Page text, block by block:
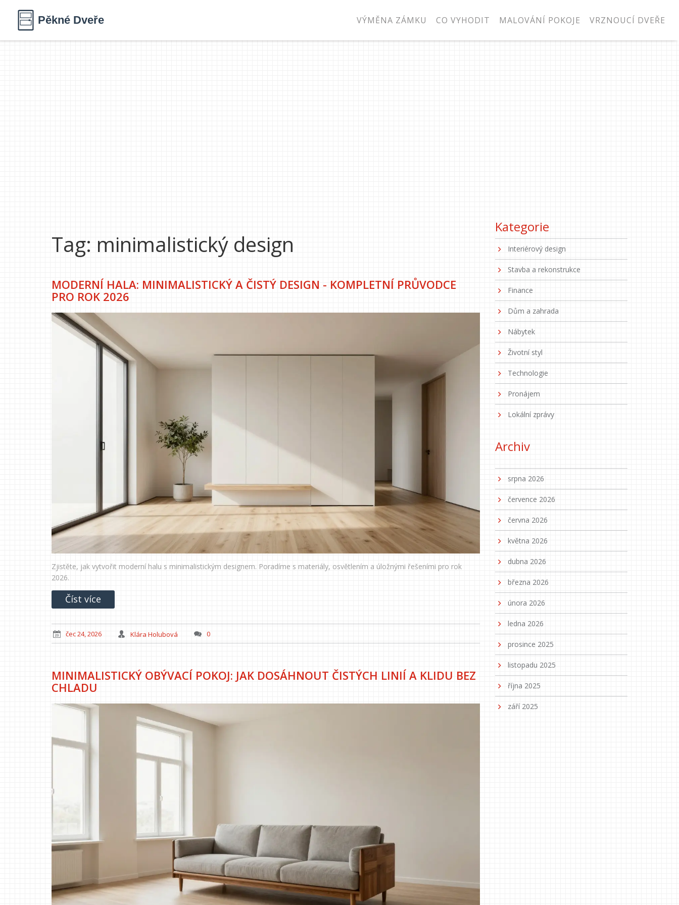
VÝMĚNA ZÁMKU CO VYHODIT MALOVÁNÍ POKOJE VRZNOUCÍ DVEŘE
Tag: minimalistický design
MODERNÍ HALA: MINIMALISTICKÝ A ČISTÝ DESIGN - KOMPLETNÍ PRŮVODCE
PRO ROK 2026
Zjistěte, jak vytvořit moderní halu s minimalistickým designem. Poradíme s materiály, osvětlením a úložnými řešeními pro rok
2026.
Číst více
čec 24, 2026 Klára Holubová 0
MINIMALISTICKÝ OBÝVACÍ POKOJ: JAK DOSÁHNOUT ČISTÝCH LINIÍ A KLIDU BEZ
CHLADU
Kategorie
Interiérový design
Stavba a rekonstrukce
Finance
Dům a zahrada
Nábytek
Životní styl
Technologie
Pronájem
Lokální zprávy
Archiv
srpna 2026
července 2026
června 2026
května 2026
dubna 2026
března 2026
února 2026
ledna 2026
prosince 2025
listopadu 2025
října 2025
září 2025